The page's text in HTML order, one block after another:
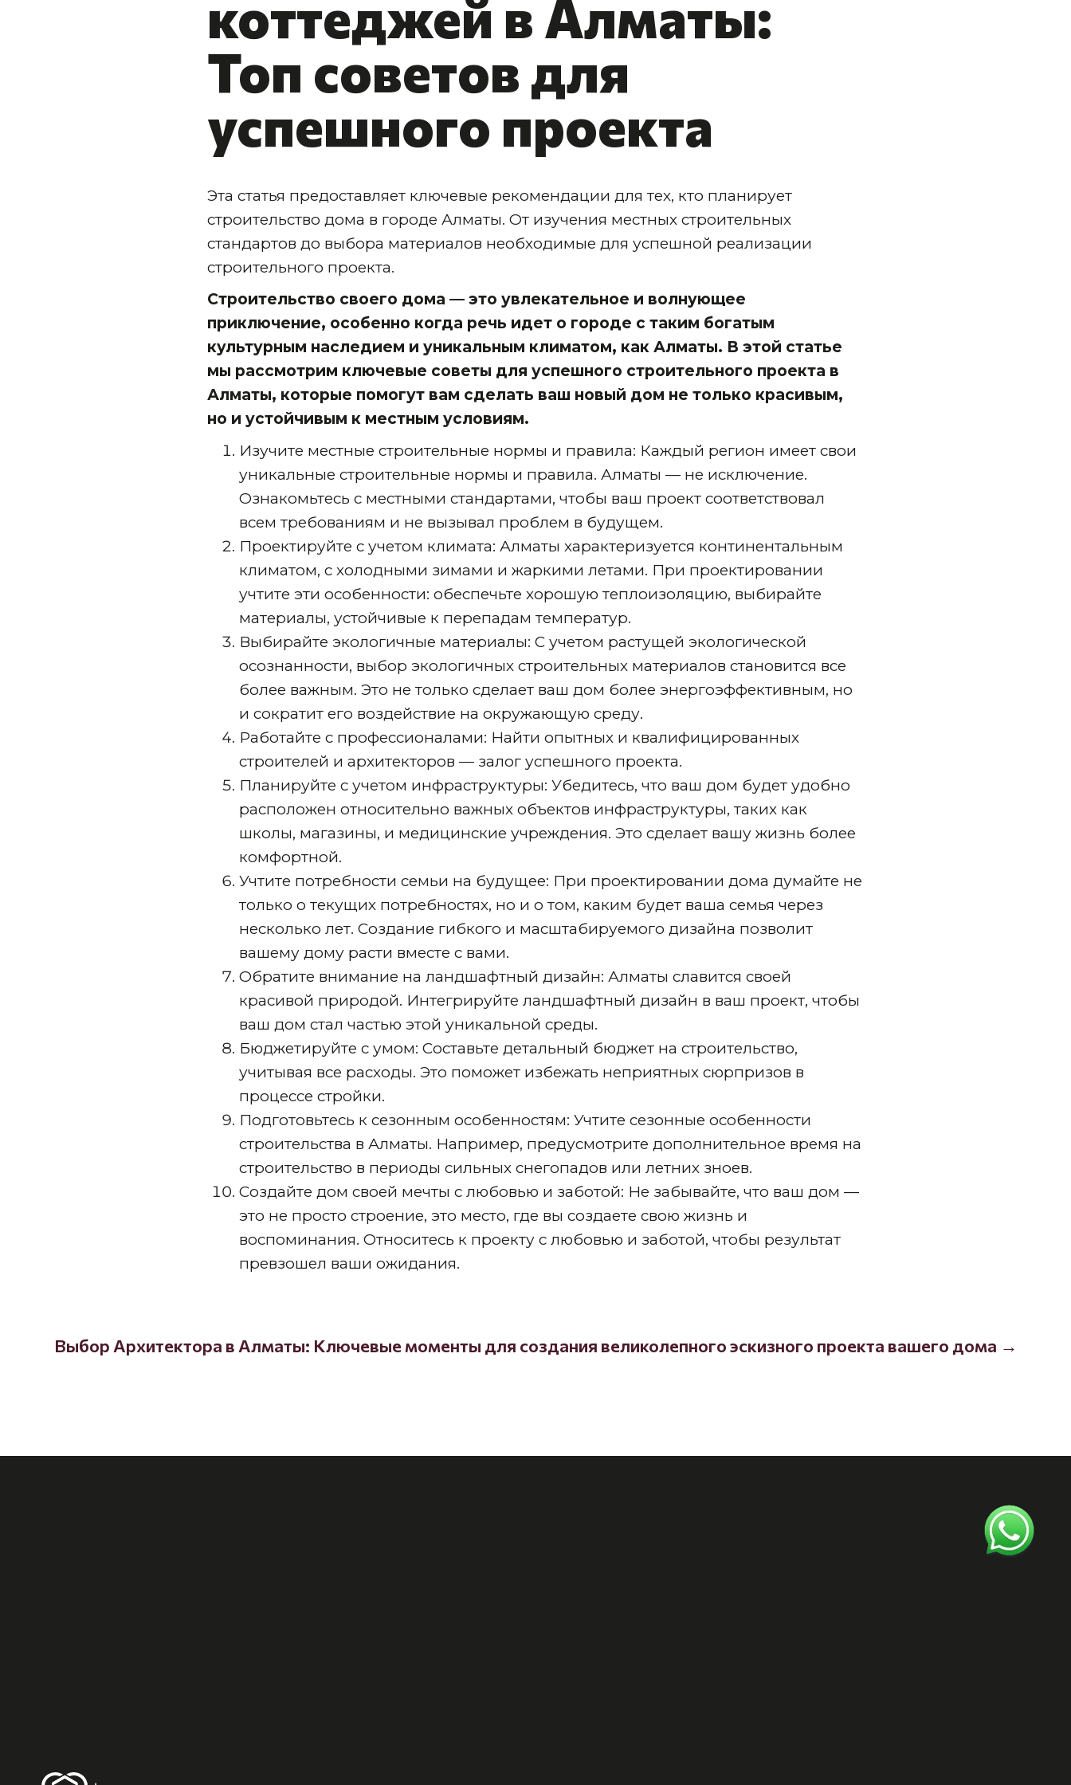
коттеджей в Алматы:
Топ советов для
успешного проекта
Эта статья предоставляет ключевые рекомендации для тех, кто планирует
строительство дома в городе Алматы. От изучения местных строительных
стандартов до выбора материалов необходимые для успешной реализации
строительного проекта.
Строительство своего дома — это увлекательное и волнующее
приключение, особенно когда речь идет о городе с таким богатым
культурным наследием и уникальным климатом, как Алматы. В этой статье
мы рассмотрим ключевые советы для успешного строительного проекта в
Алматы, которые помогут вам сделать ваш новый дом не только красивым,
но и устойчивым к местным условиям.
Изучите местные строительные нормы и правила: Каждый регион имеет свои
уникальные строительные нормы и правила. Алматы — не исключение.
Ознакомьтесь с местными стандартами, чтобы ваш проект соответствовал
всем требованиям и не вызывал проблем в будущем.
Проектируйте с учетом климата: Алматы характеризуется континентальным
климатом, с холодными зимами и жаркими летами. При проектировании
учтите эти особенности: обеспечьте хорошую теплоизоляцию, выбирайте
материалы, устойчивые к перепадам температур.
Выбирайте экологичные материалы: С учетом растущей экологической
осознанности, выбор экологичных строительных материалов становится все
более важным. Это не только сделает ваш дом более энергоэффективным, но
и сократит его воздействие на окружающую среду.
Работайте с профессионалами: Найти опытных и квалифицированных
строителей и архитекторов — залог успешного проекта.
Планируйте с учетом инфраструктуры: Убедитесь, что ваш дом будет удобно
расположен относительно важных объектов инфраструктуры, таких как
школы, магазины, и медицинские учреждения. Это сделает вашу жизнь более
комфортной.
Учтите потребности семьи на будущее: При проектировании дома думайте не
только о текущих потребностях, но и о том, каким будет ваша семья через
несколько лет. Создание гибкого и масштабируемого дизайна позволит
вашему дому расти вместе с вами.
Обратите внимание на ландшафтный дизайн: Алматы славится своей
красивой природой. Интегрируйте ландшафтный дизайн в ваш проект, чтобы
ваш дом стал частью этой уникальной среды.
Бюджетируйте с умом: Составьте детальный бюджет на строительство,
учитывая все расходы. Это поможет избежать неприятных сюрпризов в
процессе стройки.
Подготовьтесь к сезонным особенностям: Учтите сезонные особенности
строительства в Алматы. Например, предусмотрите дополнительное время на
строительство в периоды сильных снегопадов или летних зноев.
Создайте дом своей мечты с любовью и заботой: Не забывайте, что ваш дом —
это не просто строение, это место, где вы создаете свою жизнь и
воспоминания. Относитесь к проекту с любовью и заботой, чтобы результат
превзошел ваши ожидания.
Выбор Архитектора в Алматы: Ключевые моменты для создания великолепного эскизного проекта вашего дома →